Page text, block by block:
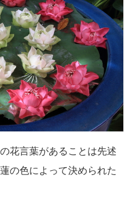
花言葉があることは先述
の色によって決められた